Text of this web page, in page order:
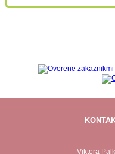
Viktora